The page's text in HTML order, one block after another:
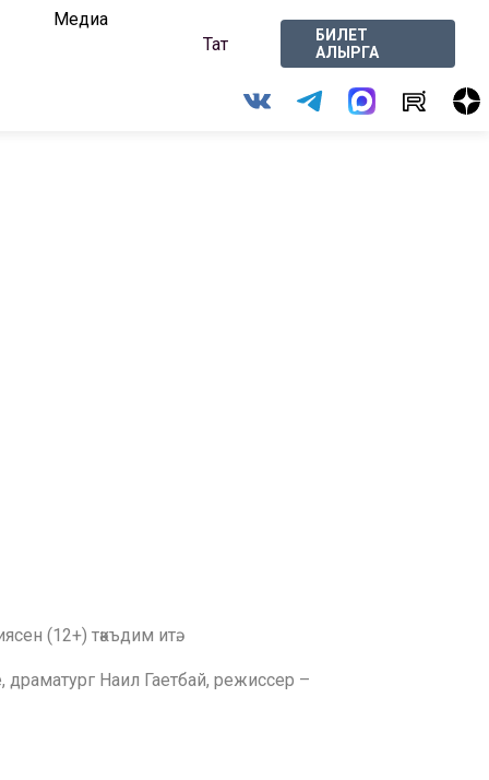
Медиа
Тат
БИЛЕТ
АЛЫРГА
(12+) тәкъдим итә.
драматург Наил Гаетбай, режиссер –